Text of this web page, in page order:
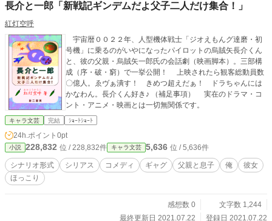
長介と一郎「新戦記ギンデムだよ父子二人だけ集合！」
紅灯空呼
宇宙暦００２２年、人型機体戦士「ジオえもんグ達磨・初
号機」に乗るのがいやになったパイロットの烏賊矢長介くん
と、彼の父親・烏賊矢一郎氏の会話劇（映画脚本）。三部構
成（序・破・窮）で一挙公開！ 上映されたら観客総動員数
〇億人。ゑヴぁ潰す！ きめつ超えだぁ！ ドラちゃんには
かなわん。長介くん好き♪ （補足事項） 実在のドラマ・コ
ント・アニメ・映画とは一切無関係です。
キャラ文芸 完結 ｼｮｰﾄｼｮｰﾄ
24h.ポイント 0pt
小説 228,832 位 / 228,832件 キャラ文芸 5,636 位 / 5,636件
シナリオ形式 シリアス コメディ ギャグ 父親と息子 俺
彼女
ほっこり
感想数 0
文字数 1,244
最終更新日 2021.07.22
登録日 2021.07.22